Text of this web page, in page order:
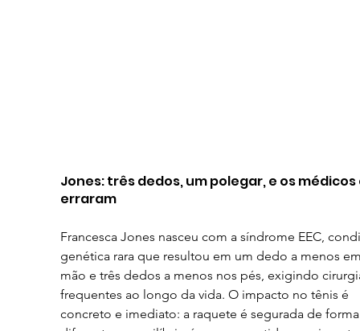
Jones: três dedos, um polegar, e os
erraram
Francesca Jones nasceu com a síndrome EEC,
genética rara que resultou em um dedo a menos
mão e três dedos a menos nos pés, exigindo
frequentes ao longo da vida. O impacto no tênis é
concreto e imediato: a raquete é segurada de